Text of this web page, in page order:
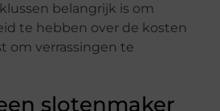
belangrijk is om
te hebben over de kosten
om verrassingen te
slotenmaker